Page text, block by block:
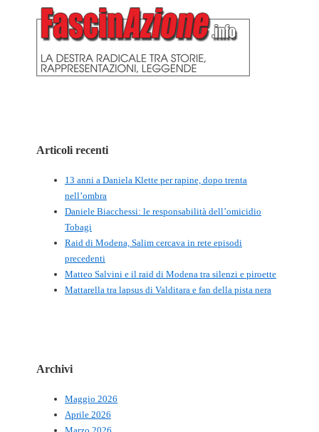
Articoli recenti
13 anni a Daniela Klette per rapine, dopo trenta
nell’ombra
Daniele Biacchessi: le responsabilità dell’omicidio
Tobagi
Raid di Modena, Salim cercava in rete episodi
precedenti
Matteo Salvini e il raid di Modena tra silenzi e piroette
Mattarella tra lapsus di Valditara e fan della pista nera
Archivi
Maggio 2026
Aprile 2026